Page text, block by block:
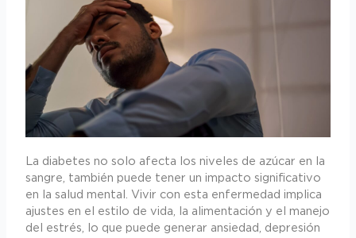
La diabetes no solo afecta los niveles de azúcar en la
sangre, también puede tener un impacto significativo
en la salud mental. Vivir con esta enfermedad implica
ajustes en el estilo de vida, la alimentación y el manejo
del estrés, lo que puede generar ansiedad, depresión